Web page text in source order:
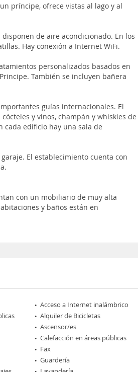
príncipe, ofrece vistas al lago y al
de aire acondicionado. En los
Hay conexión a Internet WiFi.
personalizados basados ​​en
También se incluyen bañera
guías internacionales. El
y vinos, champán y whiskies de
cada edificio hay una sala de
El establecimiento cuenta con
con un mobiliario de muy alta
y baños están en
Acceso a Internet inalámbrico
Alquiler de Bicicletas
Ascensor/es
Calefacción en áreas públicas
Fax
Guardería